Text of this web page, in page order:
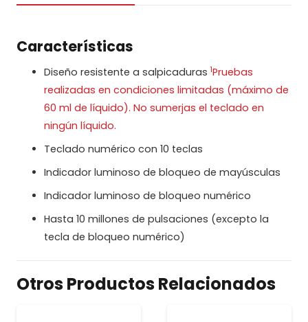
Características
Diseño resistente a salpicaduras 1Pruebas
realizadas en condiciones limitadas (máximo de
60 ml de líquido). No sumerjas el teclado en
ningún líquido.
Teclado numérico con 10 teclas
Indicador luminoso de bloqueo de mayúsculas
Indicador luminoso de bloqueo numérico
Hasta 10 millones de pulsaciones (excepto la
tecla de bloqueo numérico)
Otros Productos Relacionados